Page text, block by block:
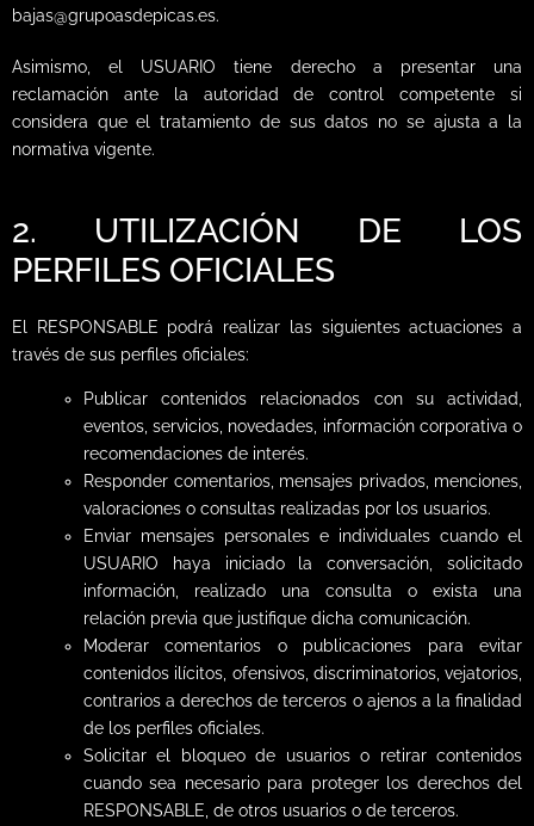
bajas@grupoasdepicas.es.
Asimismo, el USUARIO tiene derecho a presentar una
reclamación ante la autoridad de control competente si
considera que el tratamiento de sus datos no se ajusta a la
normativa vigente.
2. UTILIZACIÓN DE LOS
PERFILES OFICIALES
El RESPONSABLE podrá realizar las siguientes actuaciones a
través de sus perfiles oficiales:
Publicar contenidos relacionados con su actividad,
eventos, servicios, novedades, información corporativa o
recomendaciones de interés.
Responder comentarios, mensajes privados, menciones,
valoraciones o consultas realizadas por los usuarios.
Enviar mensajes personales e individuales cuando el
USUARIO haya iniciado la conversación, solicitado
información, realizado una consulta o exista una
relación previa que justifique dicha comunicación.
Moderar comentarios o publicaciones para evitar
contenidos ilícitos, ofensivos, discriminatorios, vejatorios,
contrarios a derechos de terceros o ajenos a la finalidad
de los perfiles oficiales.
Solicitar el bloqueo de usuarios o retirar contenidos
cuando sea necesario para proteger los derechos del
RESPONSABLE, de otros usuarios o de terceros.